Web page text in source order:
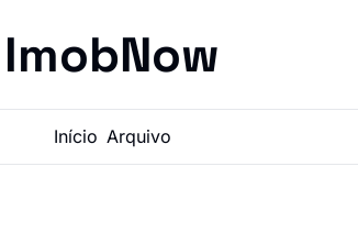
ImobNow
Início Arquivo